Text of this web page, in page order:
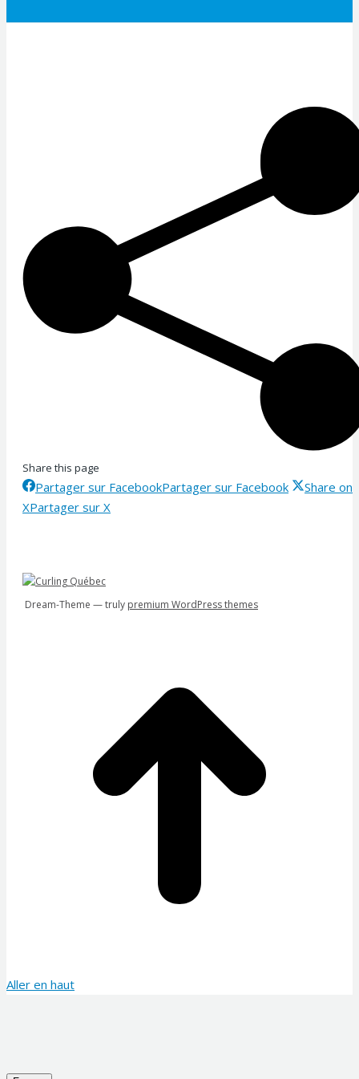
Share this page
Partager sur FacebookPartager sur Facebook
Share on
XPartager sur X
Dream-Theme — truly premium WordPress themes
Aller en haut